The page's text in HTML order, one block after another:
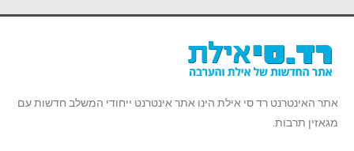
אתר האינטרנט רד סי אילת הינו אתר אינטרנט ייחודי המשלב חדשות עם
מגאזין תרבות.